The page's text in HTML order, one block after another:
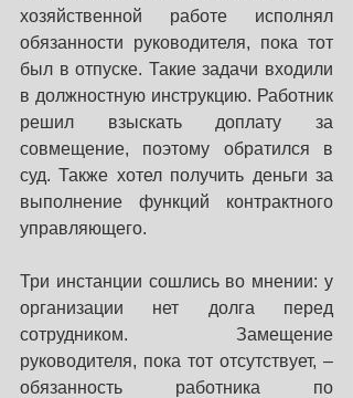
хозяйственной работе исполнял
обязанности руководителя, пока тот
был в отпуске. Такие задачи входили
в должностную инструкцию. Работник
решил взыскать доплату за
совмещение, поэтому обратился в
суд. Также хотел получить деньги за
выполнение функций контрактного
управляющего.
Три инстанции сошлись во мнении: у
организации нет долга перед
сотрудником. Замещение
руководителя, пока тот отсутствует, –
обязанность работника по